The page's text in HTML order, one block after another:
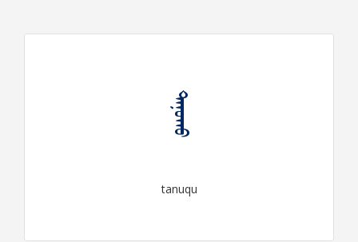
ᠲᠠᠨᠤᠬᠤ
tanuqu